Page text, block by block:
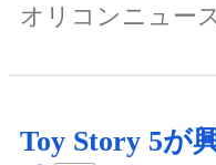
オリコンニュー
Toy Story 5が